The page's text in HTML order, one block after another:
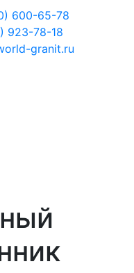
600-65-78
923-78-18
granit.ru